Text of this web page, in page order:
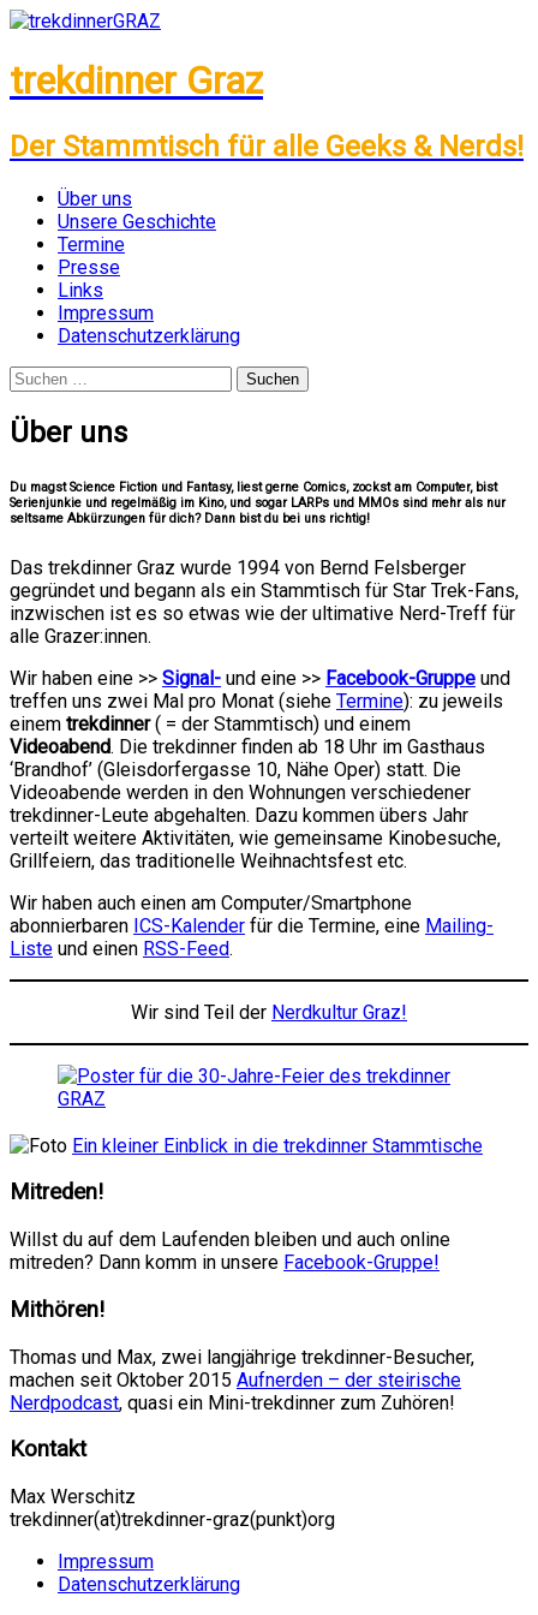
trekdinner Graz
Der Stammtisch für alle Geeks & Nerds!
Zum
Inhalt
springen
Über uns
Unsere Geschichte
Termine
Presse
Links
Impressum
Datenschutzerklärung
Suchen
nach:
Über uns
Du magst Science Fiction und Fantasy, liest gerne Comics, zockst am Computer, bist
Serienjunkie und regelmäßig im Kino, und sogar LARPs und MMOs sind mehr als nur
seltsame Abkürzungen für dich? Dann bist du bei uns richtig!
Das trekdinner Graz wurde 1994 von Bernd Felsberger
gegründet und begann als ein Stammtisch für Star Trek-Fans,
inzwischen ist es so etwas wie der ultimative Nerd-Treff für
alle Grazer:innen.
Wir haben eine >> Signal- und eine >> Facebook-Gruppe und
treffen uns zwei Mal pro Monat (siehe Termine): zu jeweils
einem trekdinner( = der Stammtisch) und einem
Videoabend. Die trekdinner finden ab 18 Uhr im Gasthaus
‘Brandhof’ (Gleisdorfergasse 10, Nähe Oper) statt. Die
Videoabende werden in den Wohnungen verschiedener
trekdinner-Leute abgehalten. Dazu kommen übers Jahr
verteilt weitere Aktivitäten, wie gemeinsame Kinobesuche,
Grillfeiern, das traditionelle Weihnachtsfest etc.
Wir haben auch einen am Computer/Smartphone
abonnierbaren ICS-Kalender für die Termine, eine Mailing-
Liste und einen RSS-Feed.
Wir sind Teil der Nerdkultur Graz!
Ein kleiner Einblick in die trekdinner Stammtische
Mitreden!
Willst du auf dem Laufenden bleiben und auch online
mitreden? Dann komm in unsere Facebook-Gruppe!
Mithören!
Thomas und Max, zwei langjährige trekdinner-Besucher,
machen seit Oktober 2015 Aufnerden – der steirische
Nerdpodcast, quasi ein Mini-trekdinner zum Zuhören!
Kontakt
Max Werschitz
trekdinner(at)trekdinner-graz(punkt)org
Impressum
Datenschutzerklärung